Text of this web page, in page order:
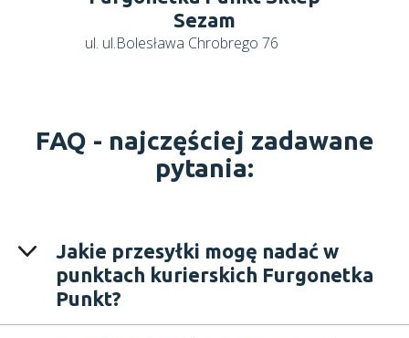
Sezam
ul. ul.Bolesława Chrobrego 76
FAQ - najczęściej zadawane
pytania:
Jakie przesyłki mogę nadać w
punktach kurierskich Furgonetka
Punkt?